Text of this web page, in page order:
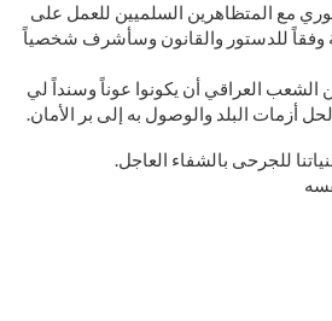
مع المتظاهرين السلميين للعمل على
وفقاً للدستور والقانون وسأشرف شخصياً
الشعب العراقي أن يكونوا عوناً وسنداً لي
أزمات البلد والوصول به إلى بر الأمان.
للجرحى بالشفاء العاجل.